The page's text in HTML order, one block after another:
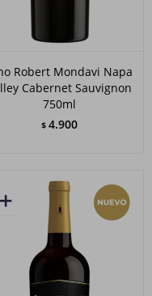
Robert Mondavi Napa
Cabernet Sauvignon
750ml
$ 4.900